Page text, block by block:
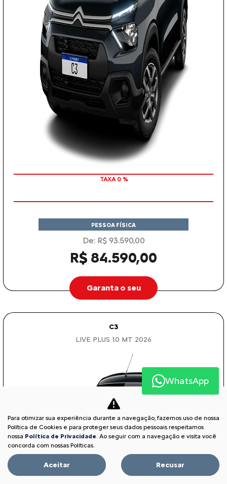
COM SEU USADO NA TROCA
PESSOA FÍSICA
De: R$ 93.590,00
R$ 84.590,00
Garanta o seu
C3
LIVE PLUS 1.0 MT 2026
WhatsApp
Para otimizar sua experiência durante a navegação, fazemos uso de nossa
Política de Cookies e para proteger seus dados pessoais respeitamos
nossa Política de Privacidade. Ao seguir com a navegação e visita você
concorda com nossas Políticas.
Aceitar Recusar